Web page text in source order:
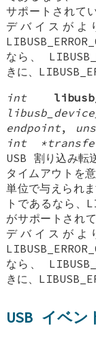
サポートされて
デバイスがよ
なら、
きに、
int
endpoint,
int
USB 割り込み転
タイムアウトを
単位で与えられ
トであるなら、
がサポートされ
デバイスがよ
なら、
きに、
USB イベン